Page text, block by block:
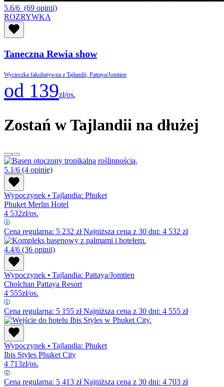
5.6/6 (69 opinii)
ROZRYWKA
Taneczna Rewia show
Wycieczka fakultatywna z Tajlandii, Pattaya/Jomtien
od 139zł/os.
Zostań w Tajlandii na dłużej
5.1/6 (4 opinie)
Wypoczynek • Tajlandia: Phuket
Phuket Merlin Hotel
4 532zł/os.
Cena regularna: 5 232 złNajniższa cena z 30 dni: 4 532 zł
4.4/6 (36 opinii)
Wypoczynek • Tajlandia: Pattaya/Jomtien
Cholchan Pattaya Resort
4 555zł/os.
Cena regularna: 5 155 złNajniższa cena z 30 dni: 4 555 zł
Wypoczynek • Tajlandia: Phuket
Ibis Styles Phuket City
4 713zł/os.
Cena regularna: 5 413 złNajniższa cena z 30 dni: 4 703 zł